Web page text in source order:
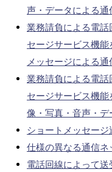
声・データによる
業務請負による電
セージサービス機
メッセージによる通
業務請負による電
セージサービス機
像・写真・音声・
ショートメッセー
仕様の異なる通信
電話回線によって